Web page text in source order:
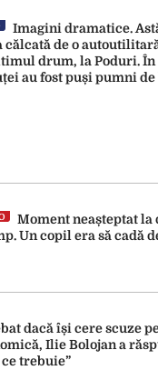
Imagini dramatice.
călcată de o
drum, la Poduri.
au fost puși pumni
Moment neașteptat
Un copil era să cadă
dacă își cere scuze
Ilie Bolojan a
ce trebuie”